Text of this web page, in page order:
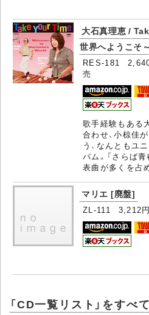
大石真理恵 /
世界へようこそ～
RES-181 2,640
売
歌手経験もある
合わせ、小椋佳
う、なんともユ
バム。「さらば
表曲が多くを占
マリエ [廃盤]
ZL-111 3,212円
「CD一覧リスト」をすべ